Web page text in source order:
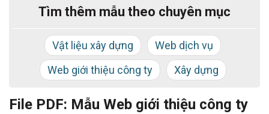
Tìm thêm mẫu theo chuyên mục
Vật liệu xây dựng
Web dịch vụ
Web giới thiệu công ty
Xây dựng
File PDF: Mẫu Web giới thiệu công ty